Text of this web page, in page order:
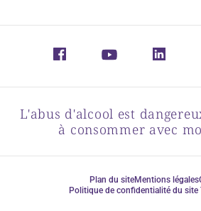
L'abus d'alcool est
à consommer avec
Plan du siteMentions légales
Politique de confidentialité du site